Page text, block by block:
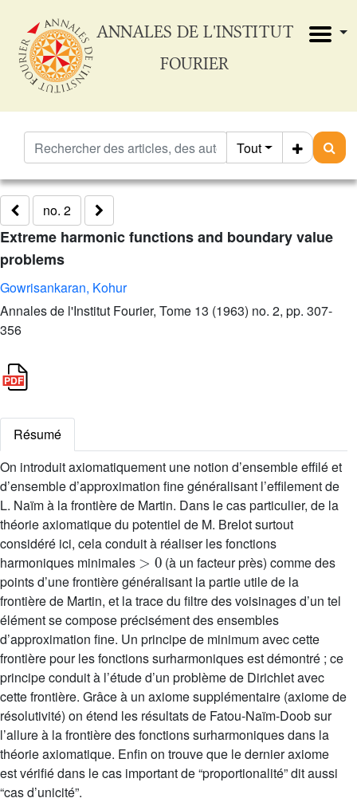
ANNALES DE L'INSTITUT
FOURIER
Tout
no. 2
Extreme harmonic functions and boundary value
problems
Gowrisankaran, Kohur
Annales de l'Institut Fourier, Tome 13 (1963) no. 2, pp. 307-
356
Résumé
On introduit axiomatiquement une notion d’ensemble effilé et
d’ensemble d’approximation fine généralisant l’effilement de
L. Naïm à la frontière de Martin. Dans le cas particulier, de la
théorie axiomatique du potentiel de M. Brelot surtout
considéré ici, cela conduit à réaliser les fonctions
harmoniques minimales
>0
(à un facteur près) comme des
points d’une frontière généralisant la partie utile de la
frontière de Martin, et la trace du filtre des voisinages d’un tel
élément se compose précisément des ensembles
d’approximation fine. Un principe de minimum avec cette
frontière pour les fonctions surharmoniques est démontré ; ce
principe conduit à l’étude d’un problème de Dirichlet avec
cette frontière. Grâce à un axiome supplémentaire (axiome de
résolutivité) on étend les résultats de Fatou-Naïm-Doob sur
l’allure à la frontière des fonctions surharmoniques dans la
théorie axiomatique. Enfin on trouve que le dernier axiome
est vérifié dans le cas important de “proportionalité” dit aussi
“cas d’unicité”.